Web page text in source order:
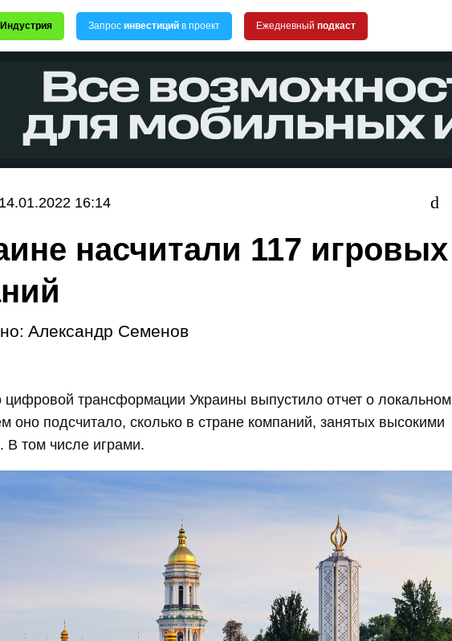
Запрос инвестиций в проект Ежедневный подкаст
14.01.2022 16:14
насчитали 117 игровых
Александр Семенов
цифровой трансформации Украины выпустило отчет о локальном
оно подсчитало, сколько в стране компаний, занятых высокими
В том числе играми.